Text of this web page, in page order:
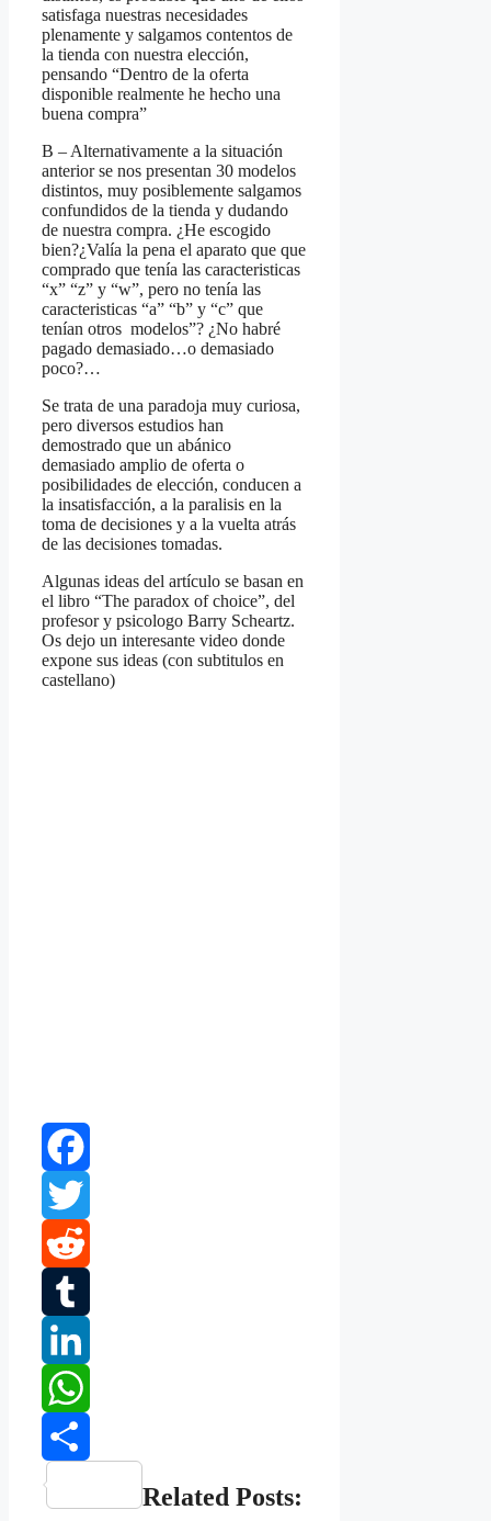
satisfaga nuestras necesidades
plenamente y salgamos contentos de
la tienda con nuestra elección,
pensando “Dentro de la oferta
disponible realmente he hecho una
buena compra”
B – Alternativamente a la situación
anterior se nos presentan 30 modelos
distintos, muy posiblemente salgamos
confundidos de la tienda y dudando
de nuestra compra. ¿He escogido
bien?¿Valía la pena el aparato que que
comprado que tenía las caracteristicas
“x” “z” y “w”, pero no tenía las
caracteristicas “a” “b” y “c” que
tenían otros modelos”? ¿No habré
pagado demasiado…o demasiado
poco?…
Se trata de una paradoja muy curiosa,
pero diversos estudios han
demostrado que un abánico
demasiado amplio de oferta o
posibilidades de elección, conducen a
la insatisfacción, a la paralisis en la
toma de decisiones y a la vuelta atrás
de las decisiones tomadas.
Algunas ideas del artículo se basan en
el libro “The paradox of choice”, del
profesor y psicologo Barry Scheartz.
Os dejo un interesante video donde
expone sus ideas (con subtitulos en
castellano)
Facebook
Twitter
Reddit
Tumblr
LinkedIn
WhatsApp
Share
Related Posts: